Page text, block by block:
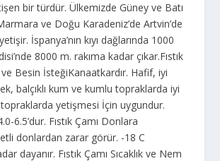
bir türdür. Ülkemizde Güney ve Batı
ve Doğu Karadeniz’de Artvin’de
İspanya’nın kıyı dağlarında 1000
8000 m. rakıma kadar çıkar.Fıstık
Besin İsteğiKanaatkardır. Hafif, iyi
balçıklı kum ve kumlu topraklarda iyi
yetişmesi İçin uygundur.
6.5’dur. Fıstık Çamı Donlara
donlardan zarar görür. -18 C
dayanır. Fıstık Çamı Sıcaklık ve Nem